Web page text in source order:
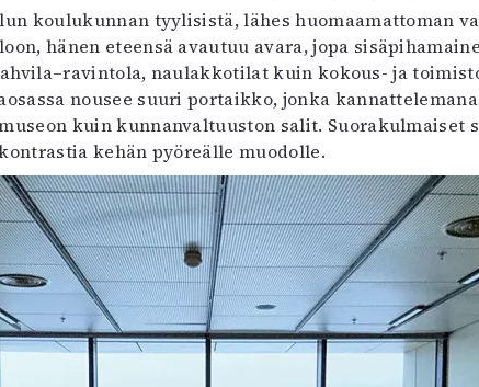
koulukunnan tyylisistä, lähes huomaamattoman
hänen eteensä avautuu avara, jopa
naulakkotilat kuin kokous- ja
nousee suuri portaikko, jonka
kuin kunnanvaltuuston salit. Suorakulmaiset
kehän pyöreälle muodolle.